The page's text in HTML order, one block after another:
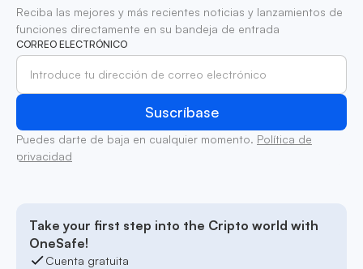
Reciba las mejores y más recientes noticias y lanzamientos de
funciones directamente en su bandeja de entrada
CORREO ELECTRÓNICO
Puedes darte de baja en cualquier momento. Política de
privacidad
Take your first step into the Cripto world with
OneSafe!
Cuenta gratuita